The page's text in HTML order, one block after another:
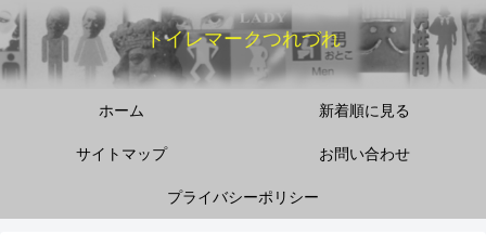
トイレマークつれづれ
ホーム 新着順に見る
サイトマップ お問い合わせ
プライバシーポリシー